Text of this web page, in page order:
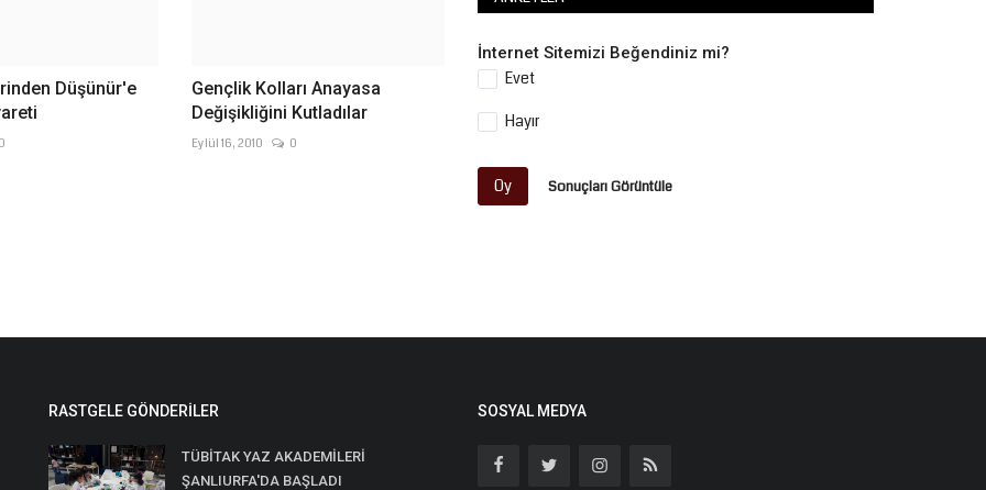
Düşünür'e
0
Gençlik Kolları Anayasa
Değişikliğini Kutladılar
Eylül 16, 2010 0
İnternet Sitemizi Beğendiniz mi?
Evet
Hayır
Oy Sonuçları Görüntüle
RASTGELE GÖNDERILER
TÜBİTAK YAZ AKADEMİLERİ
ŞANLIURFA'DA BAŞLADI
SOSYAL MEDYA